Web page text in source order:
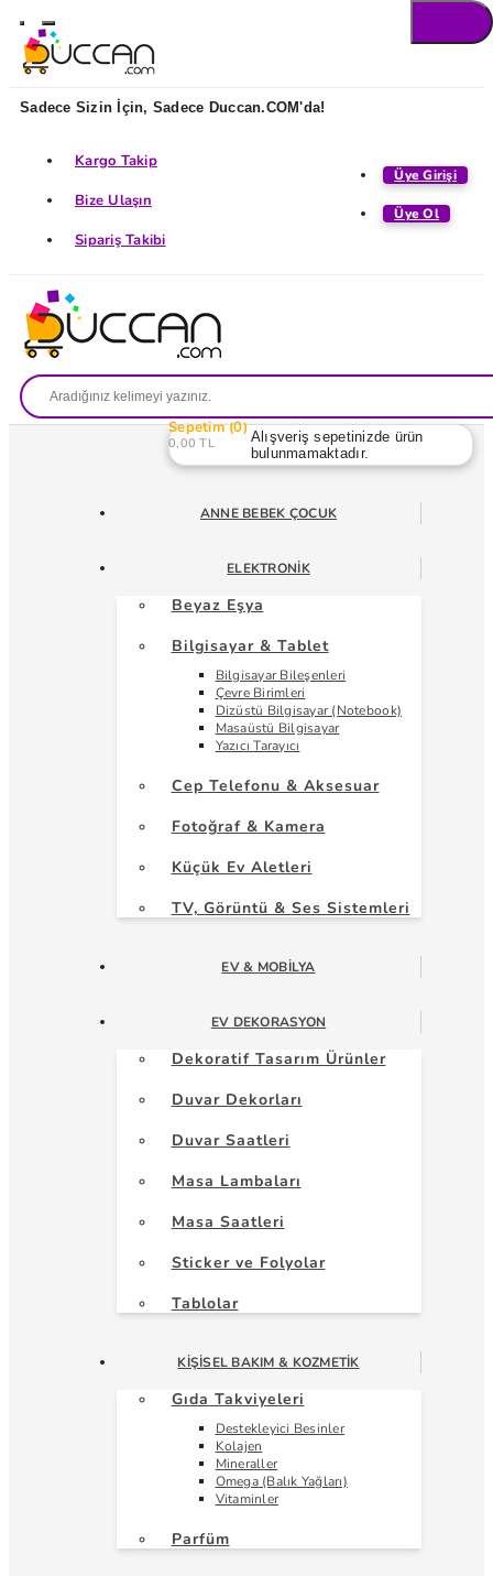
Sadece Sizin İçin, Sadece Duccan.COM'da!
Üye Girişi
Üye Ol
Kargo Takip
Bize Ulaşın
Sipariş Takibi
Sepetim 0
0,00 TL
Alışveriş sepetinizde ürün
bulunmamaktadır.
ANNE BEBEK ÇOCUK
ELEKTRONIK
Beyaz Eşya
Bilgisayar & Tablet
Bilgisayar Bileşenleri
Çevre Birimleri
Dizüstü Bilgisayar (Notebook)
Masaüstü Bilgisayar
Yazıcı Tarayıcı
Cep Telefonu & Aksesuar
Fotoğraf & Kamera
Küçük Ev Aletleri
TV, Görüntü & Ses Sistemleri
EV & MOBILYA
EV DEKORASYON
Dekoratif Tasarım Ürünler
Duvar Dekorları
Duvar Saatleri
Masa Lambaları
Masa Saatleri
Sticker ve Folyolar
Tablolar
KIŞISEL BAKIM & KOZMETIK
Gıda Takviyeleri
Destekleyici Besinler
Kolajen
Mineraller
Omega (Balık Yağları)
Vitaminler
Parfüm